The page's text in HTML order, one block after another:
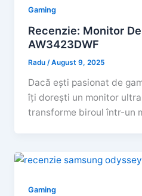
Gaming
Recenzie: Monitor
AW3423DWF
Radu/August 9, 2025
Dacă ești pasionat de
îți dorești un monitor
transforme biroul într-un
Gaming